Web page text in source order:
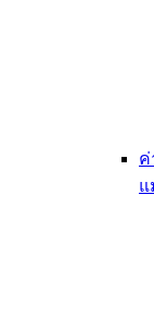
ค่
แ